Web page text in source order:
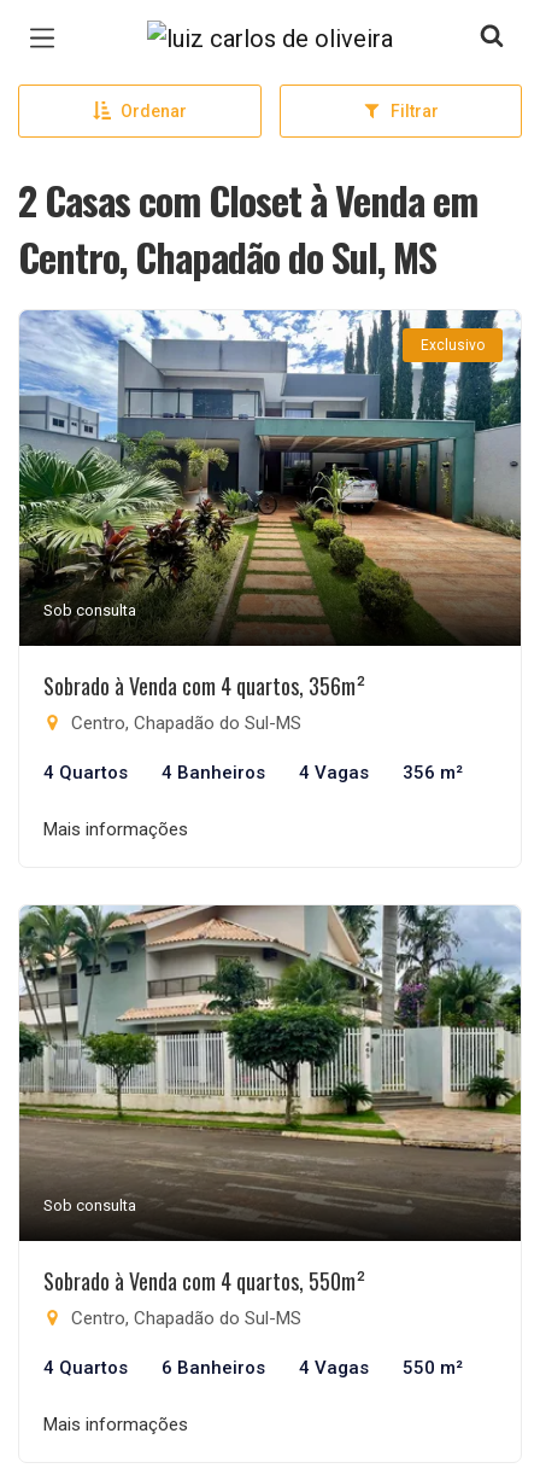
Página inicial
Ordenar Filtrar
2 Casas com Closet à Venda em
Centro, Chapadão do Sul, MS
Exclusivo
Sob consulta
Sobrado à Venda com 4 quartos, 356m²
Centro, Chapadão do Sul-MS
4 Quartos 4 Banheiros 4 Vagas 356 m²
Mais informações
Sob consulta
Sobrado à Venda com 4 quartos, 550m²
Centro, Chapadão do Sul-MS
4 Quartos 6 Banheiros 4 Vagas 550 m²
Mais informações